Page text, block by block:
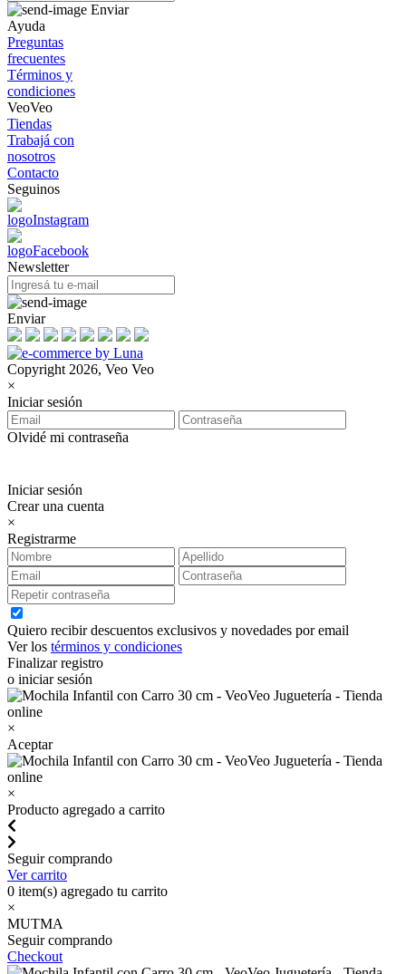
Enviar
Ayuda
Preguntas
frecuentes
Términos y
condiciones
VeoVeo
Tiendas
Trabajá con
nosotros
Contacto
Seguinos
Newsletter
Enviar
Copyright 2026, Veo Veo
×
Iniciar sesión
Olvidé mi contraseña
Iniciar sesión
Crear una cuenta
×
Registrarme
Quiero recibir descuentos exclusivos y novedades por email
Ver los términos y condiciones
Finalizar registro
o iniciar sesión
×
Aceptar
×
Producto agregado a carrito
Seguir comprando
Ver carrito
0 item(s) agregado tu carrito
×
MUTMA
Seguir comprando
Checkout